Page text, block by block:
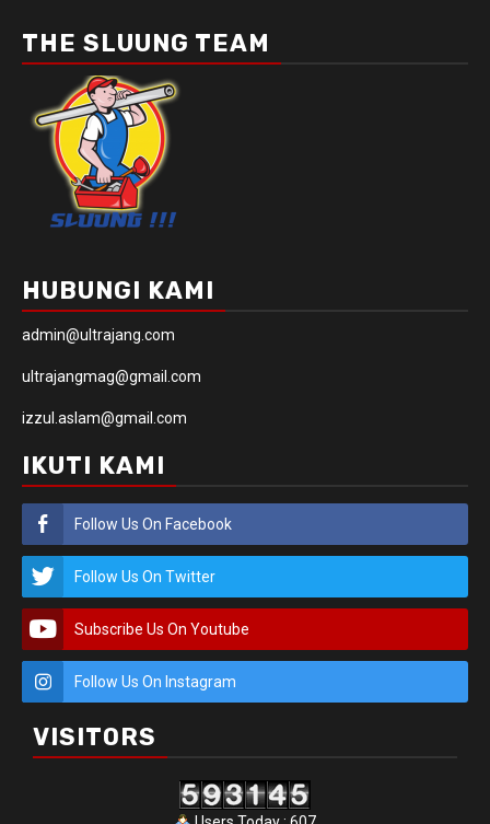
THE SLUUNG TEAM
HUBUNGI KAMI
admin@ultrajang.com
ultrajangmag@gmail.com
izzul.aslam@gmail.com
IKUTI KAMI
Follow Us On Facebook
Follow Us On Twitter
Subscribe Us On Youtube
Follow Us On Instagram
VISITORS